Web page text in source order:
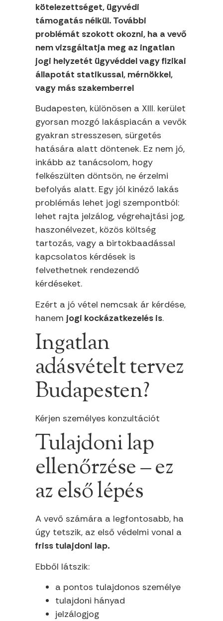
kötelezettséget, ügyvédi
támogatás nélkül. További
problémát szokott okozni, ha a vevő
nem vizsgáltatja meg az ingatlan
jogi helyzetét ügyvéddel vagy fizikai
állapotát statikussal, mérnökkel,
vagy más szakemberrel
Budapesten, különösen a XIII. kerület
gyorsan mozgó lakáspiacán a vevők
gyakran stresszesen, sürgetés
hatására alatt döntenek. Ez nem jó,
inkább az tanácsolom, hogy
felkészülten döntsön, ne érzelmi
befolyás alatt. Egy jól kinéző lakás
problémás lehet jogi szempontból:
lehet rajta jelzálog, végrehajtási jog,
haszonélvezet, közös költség
tartozás, vagy a birtokbaadással
kapcsolatos kérdések is
felvethetnek rendezendő
kérdéseket.
Ezért a jó vétel nemcsak ár kérdése,
hanem jogi kockázatkezelés is.
Ingatlan
adásvételt tervez
Budapesten?
Kérjen személyes konzultációt
Tulajdoni lap
ellenőrzése – ez
az első lépés
A vevő számára a legfontosabb, ha
úgy tetszik, az első védelmi vonal a
friss tulajdoni lap.
Ebből látszik:
a pontos tulajdonos személye
tulajdoni hányad
jelzálogjog